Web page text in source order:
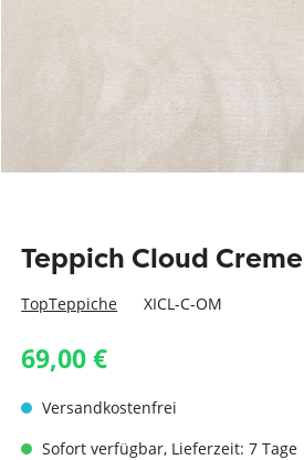
Teppich Cloud Creme
TopTeppiche XICL-C-OM
69,00 €
Versandkostenfrei
Sofort verfügbar, Lieferzeit: 7 Tage